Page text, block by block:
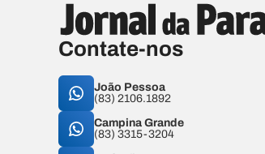
Contate-nos
João Pessoa
(83) 2106.1892
Campina Grande
(83) 3315-3204